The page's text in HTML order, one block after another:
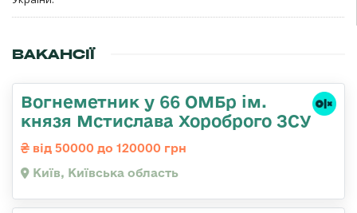
ВАКАНСІЇ
Вогнеметник у 66 ОМБр ім.
князя Мстислава Хороброго ЗСУ
від 50000 до 120000 грн
Київ, Київська область